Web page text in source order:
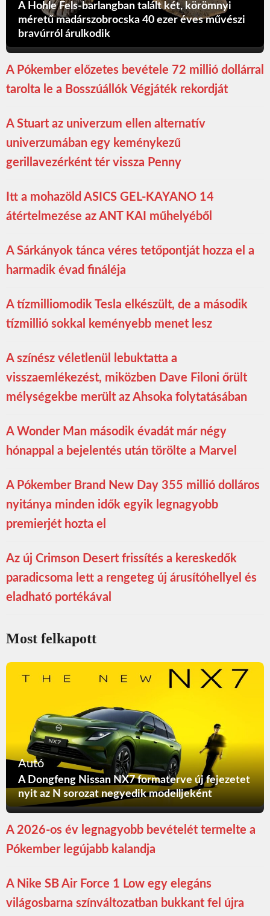
A Hohle Fels-barlangban talált két, körömnyi
méretű madárszobrocska 40 ezer éves művészi
bravúrról árulkodik
A Pókember előzetes bevétele 72 millió dollárral
tarolta le a Bosszúállók Végjáték rekordját
A Stuart az univerzum ellen alternatív
univerzumában egy keménykezű
gerillavezérként tér vissza Penny
Itt a mohazöld ASICS GEL-KAYANO 14
átértelmezése az ANT KAI műhelyéből
A Sárkányok tánca véres tetőpontját hozza el a
harmadik évad fináléja
A tízmilliomodik Tesla elkészült, de a második
tízmillió sokkal keményebb menet lesz
A színész véletlenül lebuktatta a
visszaemlékezést, miközben Dave Filoni őrült
mélységekbe merült az Ahsoka folytatásában
A Wonder Man második évadát már négy
hónappal a bejelentés után törölte a Marvel
A Pókember Brand New Day 355 millió dolláros
nyitánya minden idők egyik legnagyobb
premierjét hozta el
Az új Crimson Desert frissítés a kereskedők
paradicsoma lett a rengeteg új árusítóhellyel és
eladható portékával
Most felkapott
Autó
A Dongfeng Nissan NX7 formaterve új fejezetet
nyit az N sorozat negyedik modelljeként
A 2026-os év legnagyobb bevételét termelte a
Pókember legújabb kalandja
A Nike SB Air Force 1 Low egy elegáns
világosbarna színváltozatban bukkant fel újra